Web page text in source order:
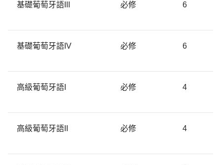
基礎葡萄牙語III 必修 6
基礎葡萄牙語IV 必修 6
高級葡萄牙語I 必修 4
高級葡萄牙語II 必修 4